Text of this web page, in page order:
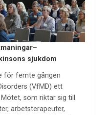
sjukdom
för femte gången
(VfMD) ett
som riktar sig till
arbetsterapeuter,